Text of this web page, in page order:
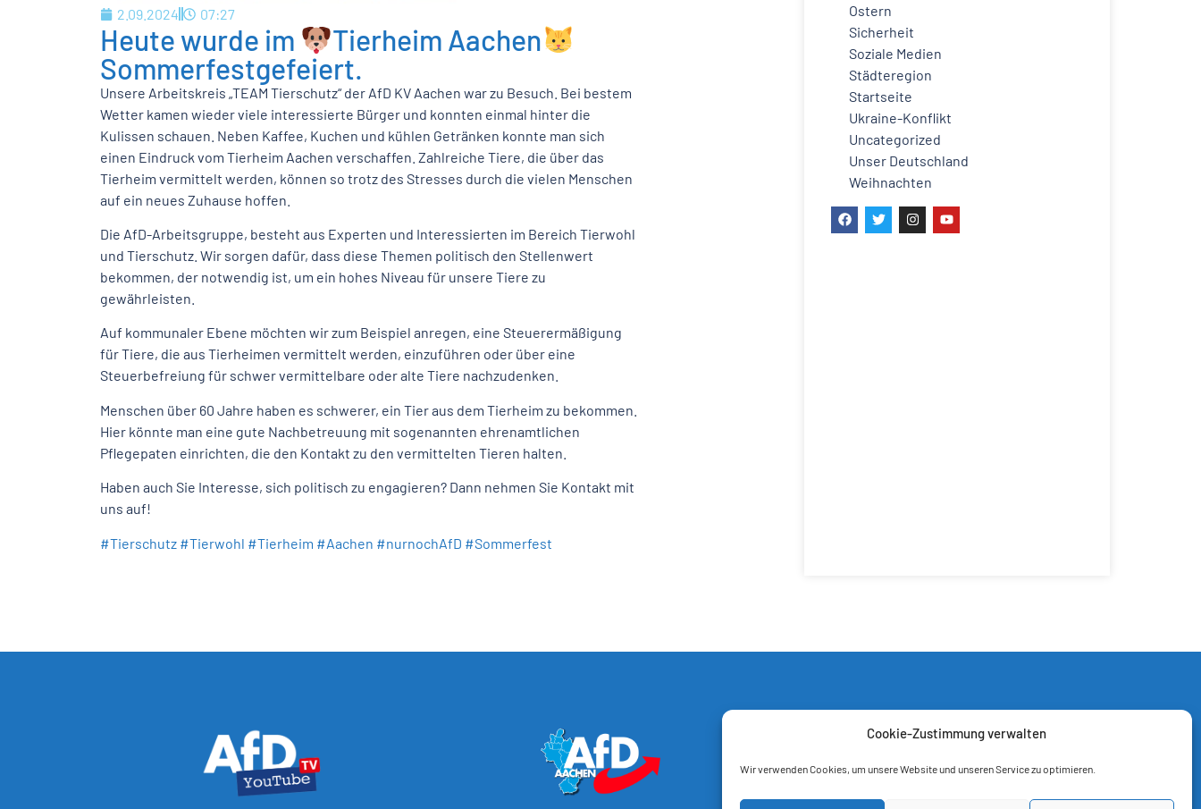
Cookie-Zustimmung verwalten
Wir verwenden Cookies, um unsere Website und unseren Service zu optimieren.
2.09.2024 07:27
Heute wurde im Tierheim Aachen
Sommerfestgefeiert.
Unsere Arbeitskreis „TEAM Tierschutz“ der AfD KV Aachen war zu Besuch. Bei bestem
Wetter kamen wieder viele interessierte Bürger und konnten einmal hinter die
Kulissen schauen. Neben Kaffee, Kuchen und kühlen Getränken konnte man sich
einen Eindruck vom Tierheim Aachen verschaffen. Zahlreiche Tiere, die über das
Tierheim vermittelt werden, können so trotz des Stresses durch die vielen Menschen
auf ein neues Zuhause hoffen.
Die AfD-Arbeitsgruppe, besteht aus Experten und Interessierten im Bereich Tierwohl
und Tierschutz. Wir sorgen dafür, dass diese Themen politisch den Stellenwert
bekommen, der notwendig ist, um ein hohes Niveau für unsere Tiere zu
gewährleisten.
Auf kommunaler Ebene möchten wir zum Beispiel anregen, eine Steuerermäßigung
für Tiere, die aus Tierheimen vermittelt werden, einzuführen oder über eine
Steuerbefreiung für schwer vermittelbare oder alte Tiere nachzudenken.
Menschen über 60 Jahre haben es schwerer, ein Tier aus dem Tierheim zu bekommen.
Hier könnte man eine gute Nachbetreuung mit sogenannten ehrenamtlichen
Pflegepaten einrichten, die den Kontakt zu den vermittelten Tieren halten.
Haben auch Sie Interesse, sich politisch zu engagieren? Dann nehmen Sie Kontakt mit
uns auf!
#Tierschutz #Tierwohl #Tierheim #Aachen #nurnochAfD #Sommerfest
Ostern
Sicherheit
Soziale Medien
Städteregion
Startseite
Ukraine-Konflikt
Uncategorized
Unser Deutschland
Weihnachten